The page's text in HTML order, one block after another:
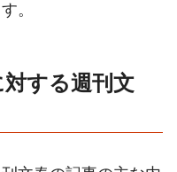
。
する週刊文